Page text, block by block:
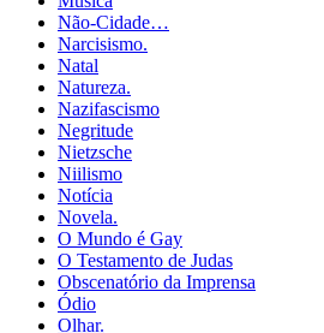
Não-Cidade…
Narcisismo.
Natal
Natureza.
Nazifascismo
Negritude
Nietzsche
Niilismo
Notícia
Novela.
O Mundo é Gay
O Testamento de Judas
Obscenatório da Imprensa
Ódio
Olhar.